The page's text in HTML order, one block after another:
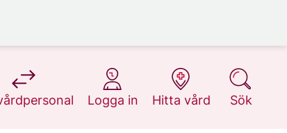
på 1177.se
Logga in
på 1177.se
Hitta vård
på 1177.se
Sök
på 1177.se